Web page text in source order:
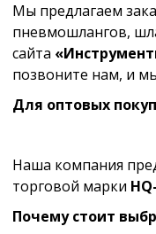
Мы предлагаем
пневмошлангов,
сайта
позвоните нам, и
Для оптовых
Наша компания
торговой марки
Почему стоит